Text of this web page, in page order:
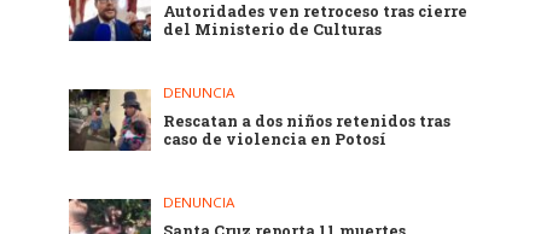
Autoridades ven retroceso tras cierre
del Ministerio de Culturas
DENUNCIA
Rescatan a dos niños retenidos tras
caso de violencia en Potosí
DENUNCIA